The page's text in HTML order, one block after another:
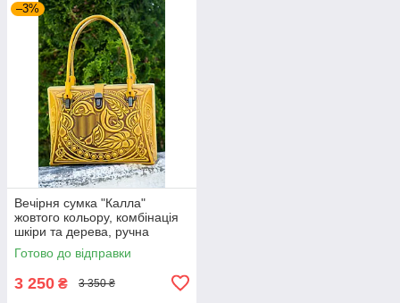
–3%
Вечірня сумка "Калла"
жовтого кольору, комбінація
шкіри та дерева, ручна
робота, 27×19×11 см
Готово до відправки
3 250 ₴ 3 350 ₴